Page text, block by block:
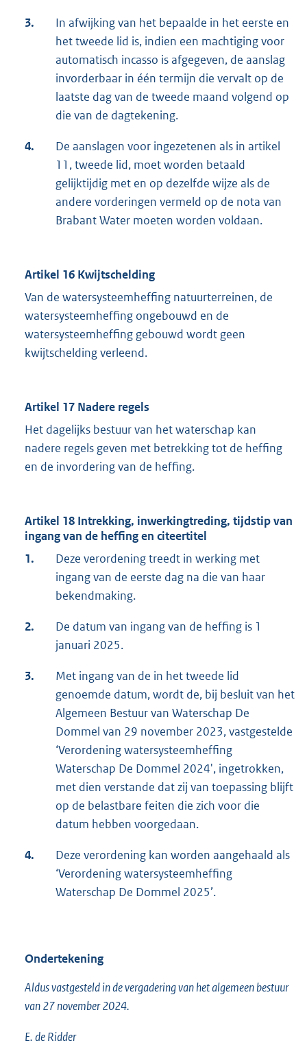
3.
In afwijking van het bepaalde in het eerste en
het tweede lid is, indien een machtiging voor
automatisch incasso is afgegeven, de aanslag
invorderbaar in één termijn die vervalt op de
laatste dag van de tweede maand volgend op
die van de dagtekening.
4.
De aanslagen voor ingezetenen als in artikel
11, tweede lid, moet worden betaald
gelijktijdig met en op dezelfde wijze als de
andere vorderingen vermeld op de nota van
Brabant Water moeten worden voldaan.
Artikel 16 Kwijtschelding
Van de watersysteemheffing natuurterreinen, de
watersysteemheffing ongebouwd en de
watersysteemheffing gebouwd wordt geen
kwijtschelding verleend.
Artikel 17 Nadere regels
Het dagelijks bestuur van het waterschap kan
nadere regels geven met betrekking tot de heffing
en de invordering van de heffing.
Artikel 18 Intrekking, inwerkingtreding, tijdstip van
ingang van de heffing en citeertitel
1.
Deze verordening treedt in werking met
ingang van de eerste dag na die van haar
bekendmaking.
2.
De datum van ingang van de heffing is 1
januari 2025.
3.
Met ingang van de in het tweede lid
genoemde datum, wordt de, bij besluit van het
Algemeen Bestuur van Waterschap De
Dommel van 29 november 2023, vastgestelde
‘Verordening watersysteemheffing
Waterschap De Dommel 2024', ingetrokken,
met dien verstande dat zij van toepassing blijft
op de belastbare feiten die zich voor die
datum hebben voorgedaan.
4.
Deze verordening kan worden aangehaald als
‘Verordening watersysteemheffing
Waterschap De Dommel 2025’.
Ondertekening
Aldus vastgesteld in de vergadering van het algemeen bestuur
van 27 november 2024.
E. de Ridder